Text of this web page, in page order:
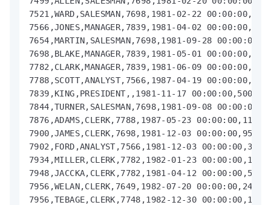
7521,WARD,SALESMAN,7698,1981-02-22
7566,JONES,MANAGER,7839,1981-04-02
7654,MARTIN,SALESMAN,7698,1981-09-28
7698,BLAKE,MANAGER,7839,1981-05-01
7782,CLARK,MANAGER,7839,1981-06-09
7788,SCOTT,ANALYST,7566,1987-04-19
7839,KING,PRESIDENT,,1981-11-17
7844,TURNER,SALESMAN,7698,1981-09-08
7876,ADAMS,CLERK,7788,1987-05-23
7900,JAMES,CLERK,7698,1981-12-03
7902,FORD,ANALYST,7566,1981-12-03
7934,MILLER,CLERK,7782,1982-01-23
7948,JACCKA,CLERK,7782,1981-04-12
7956,WELAN,CLERK,7649,1982-07-20
7956,TEBAGE,CLERK,7748,1982-12-30